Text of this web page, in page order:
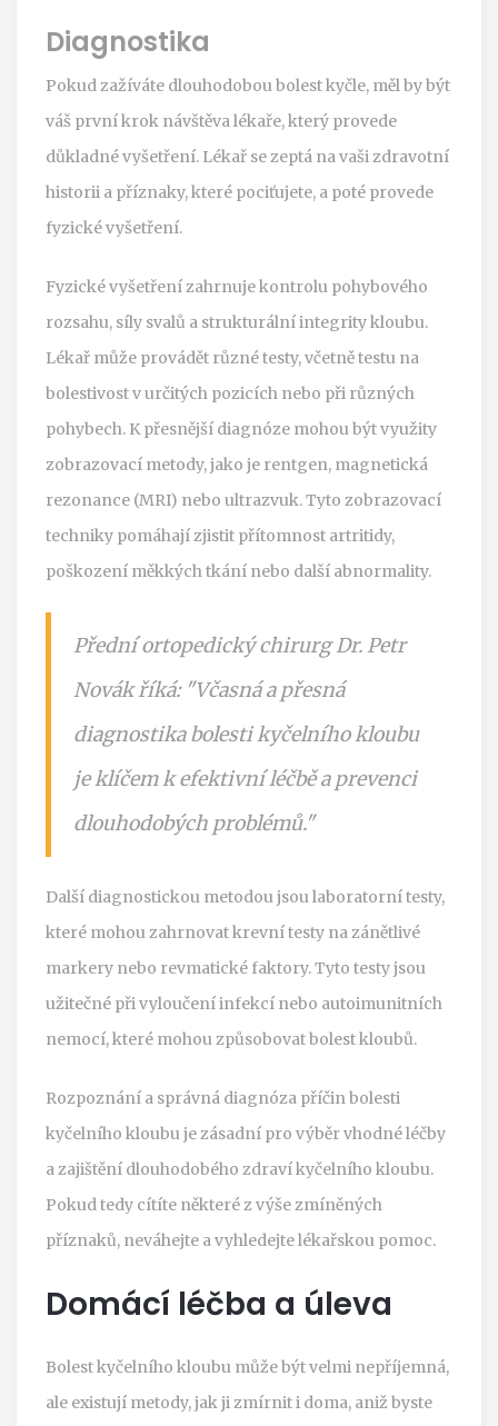
Diagnostika
Pokud zažíváte dlouhodobou bolest kyčle, měl by být
váš první krok návštěva lékaře, který provede
důkladné vyšetření. Lékař se zeptá na vaši zdravotní
historii a příznaky, které pociťujete, a poté provede
fyzické vyšetření.
Fyzické vyšetření zahrnuje kontrolu pohybového
rozsahu, síly svalů a strukturální integrity kloubu.
Lékař může provádět různé testy, včetně testu na
bolestivost v určitých pozicích nebo při různých
pohybech. K přesnější diagnóze mohou být využity
zobrazovací metody, jako je rentgen, magnetická
rezonance (MRI) nebo ultrazvuk. Tyto zobrazovací
techniky pomáhají zjistit přítomnost artritidy,
poškození měkkých tkání nebo další abnormality.
Přední ortopedický chirurg Dr. Petr
Novák říká: "Včasná a přesná
diagnostika bolesti kyčelního kloubu
je klíčem k efektivní léčbě a prevenci
dlouhodobých problémů."
Další diagnostickou metodou jsou laboratorní testy,
které mohou zahrnovat krevní testy na zánětlivé
markery nebo revmatické faktory. Tyto testy jsou
užitečné při vyloučení infekcí nebo autoimunitních
nemocí, které mohou způsobovat bolest kloubů.
Rozpoznání a správná diagnóza příčin bolesti
kyčelního kloubu je zásadní pro výběr vhodné léčby
a zajištění dlouhodobého zdraví kyčelního kloubu.
Pokud tedy cítíte některé z výše zmíněných
příznaků, neváhejte a vyhledejte lékařskou pomoc.
Domácí léčba a úleva
Bolest kyčelního kloubu může být velmi nepříjemná,
ale existují metody, jak ji zmírnit i doma, aniž byste